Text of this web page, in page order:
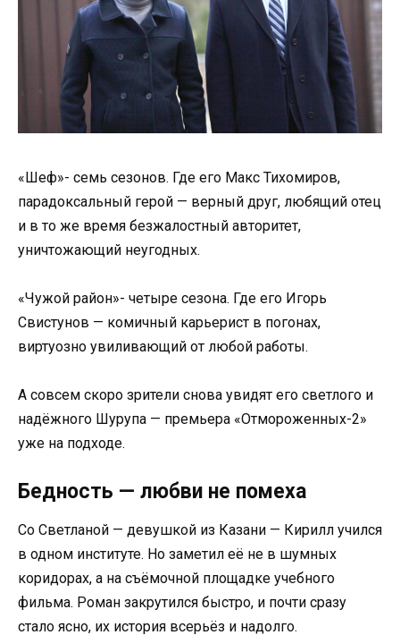
«Шеф»- семь сезонов. Где его Макс Тихомиров,
парадоксальный герой — верный друг, любящий отец
и в то же время безжалостный авторитет,
уничтожающий неугодных.
«Чужой район»- четыре сезона. Где его Игорь
Свистунов — комичный карьерист в погонах,
виртуозно увиливающий от любой работы.
А совсем скоро зрители снова увидят его светлого и
надёжного Шурупа — премьера «Отмороженных-2»
уже на подходе.
Бедность — любви не помеха
Со Светланой — девушкой из Казани — Кирилл учился
в одном институте. Но заметил её не в шумных
коридорах, а на съёмочной площадке учебного
фильма. Роман закрутился быстро, и почти сразу
стало ясно, их история всерьёз и надолго.